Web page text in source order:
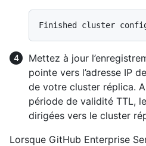
Mettez à jour
pointe vers l’adresse IP
de votre cluster réplica.
période de validité TTL,
dirigées vers le cluster
Lorsque GitHub Enterprise